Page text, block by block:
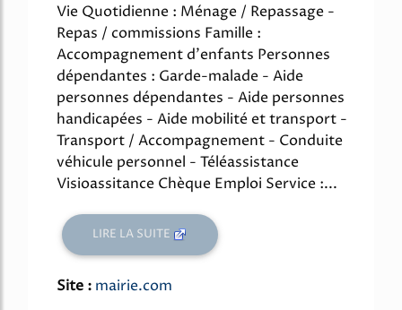
Vie Quotidienne : Ménage / Repassage -
Repas / commissions Famille :
Accompagnement d'enfants Personnes
dépendantes : Garde-malade - Aide
personnes dépendantes - Aide personnes
handicapées - Aide mobilité et transport -
Transport / Accompagnement - Conduite
véhicule personnel - Téléassistance
Visioassitance Chèque Emploi Service :...
LIRE LA SUITE
Site : mairie.com